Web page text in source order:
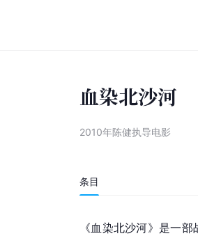
血染北沙河
2010年陈健执导电影
条目
《血染北沙河》是一